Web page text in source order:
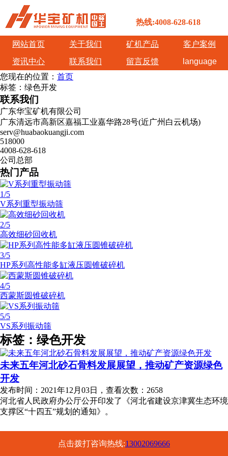
热线:4008-628-618
网站首页 关于我们 矿机产品
客户案例
资讯中心
联系我们 留言反馈
language
您现在的位置： 首页
标签：绿色开发
联系我们
广东华宝矿机有限公司
广东清远市高新区嘉福工业嘉华路28号(近广州白云机场)
serv@huabaokuangji.com
518000
4008-628-618
公司总部
热门产品
1/5
V系列重型振动筛
2/5
高效细砂回收机
3/5
HP系列高性能多缸液压圆锥破碎机
4/5
西蒙斯圆锥破碎机
5/5
VS系列振动筛
标签：绿色开发
未来五年河北砂石骨料发展展望，推动矿产资源绿色
开发
发布时间：2021年12月03日，查看次数：2658
河北省人民政府办公厅公开印发了《河北省建设京津冀生态环境
支撑区“十四五”规划的通知》。
点击拨打咨询热线:13002069666